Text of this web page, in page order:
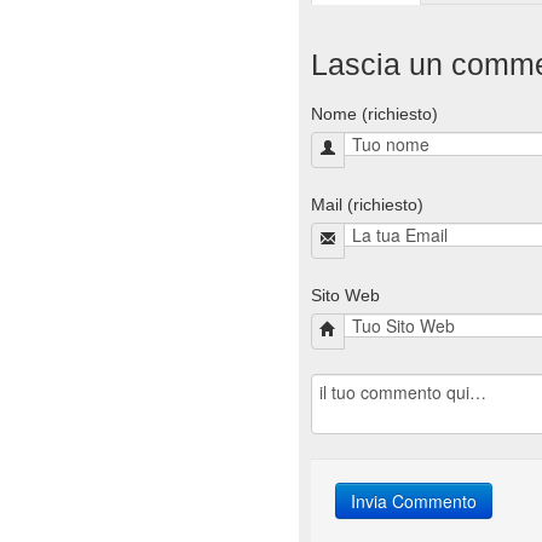
Lascia un
Nome (richiesto)
Mail (richiesto)
Sito Web